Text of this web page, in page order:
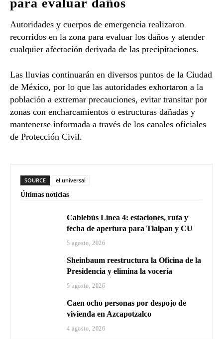
para evaluar daños
Autoridades y cuerpos de emergencia realizaron
recorridos en la zona para evaluar los daños y atender
cualquier afectación derivada de las precipitaciones.
Las lluvias continuarán en diversos puntos de la Ciudad
de México, por lo que las autoridades exhortaron a la
población a extremar precauciones, evitar transitar por
zonas con encharcamientos o estructuras dañadas y
mantenerse informada a través de los canales oficiales
de Protección Civil.
SOURCE
el universal
Últimas noticias
Cablebús Línea 4: estaciones, ruta y
fecha de apertura para Tlalpan y CU
5 agosto, 2026
Sheinbaum reestructura la Oficina de la
Presidencia y elimina la vocería
5 agosto, 2026
Caen ocho personas por despojo de
vivienda en Azcapotzalco
4 agosto, 2026